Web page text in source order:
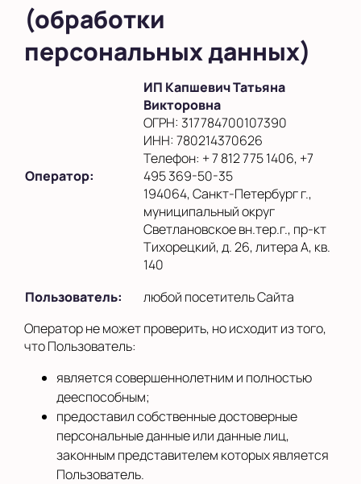
(обработки
персональных данных)
Оператор:
ИП Капшевич Татьяна
Викторовна
ОГРН: 317784700107390
ИНН: 780214370626
Телефон: + 7 812 775 1406, +7
495 369-50-35
194064, Санкт-Петербург г.,
муниципальный округ
Светлановское вн.тер.г., пр-кт
Тихорецкий, д. 26, литера А, кв.
140
Пользователь:
любой посетитель Сайта
Оператор не может проверить, но исходит из того,
что Пользователь:
является совершеннолетним и полностью
дееспособным;
предоставил собственные достоверные
персональные данные или данные лиц,
законным представителем которых является
Пользователь.